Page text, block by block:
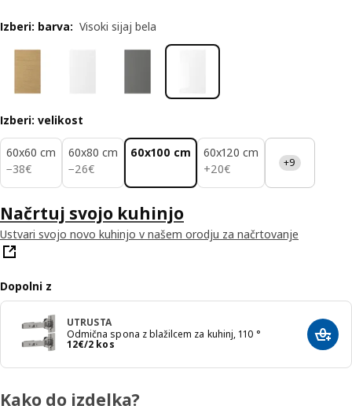
Izberi: barva: Visoki sijaj bela
Izberi: velikost
60x60 cm
−38€
38€
60x80 cm
−26€
26€
60x100 cm
60x120 cm
+20€
20€ +9
Načrtuj svojo kuhinjo
Ustvari svojo novo kuhinjo v našem orodju za načrtovanje
Dopolni z
UTRUSTA
Odmična spona z blažilcem za kuhinj, 110 °
12€/2 kos
Cena 12€/2 kos
Kako do izdelka?